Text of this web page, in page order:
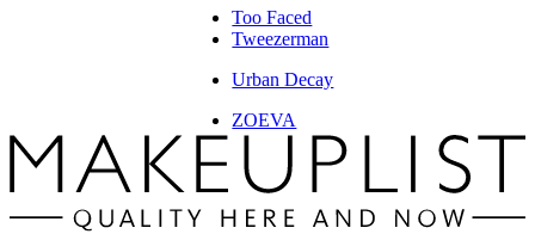
Too Faced
Tweezerman
Urban Decay
ZOEVA